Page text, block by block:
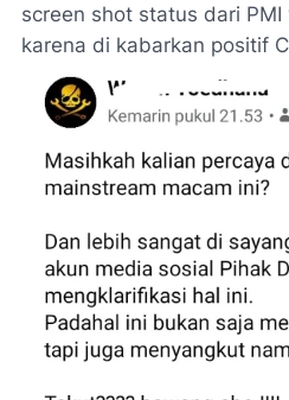
screen shot status dari
karena di kabarkan positif